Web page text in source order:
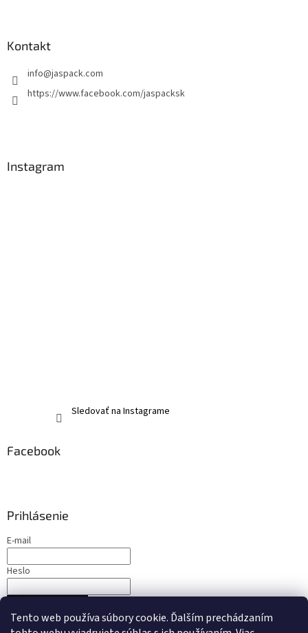
Tento web používa súbory cookie. Ďalším prechádzaním
Kontakt
info@jaspack.com
https://www.facebook.com/jaspacksk
Instagram
Sledovať na Instagrame
Facebook
Prihlásenie
E-mail
Heslo
Nová registráciaZabudnuté heslo